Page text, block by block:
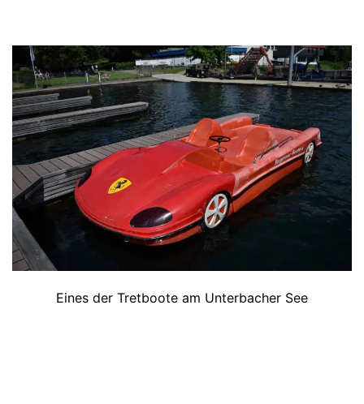
Eines der Tretboote am Unterbacher See